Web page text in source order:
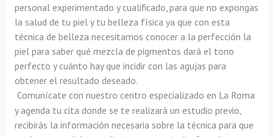
personal experimentado y cualificado, para que no expongas
la salud de tu piel y tu belleza física ya que con esta
técnica de belleza necesitamos conocer a la perfección la
piel para saber qué mezcla de pigmentos dará el tono
perfecto y cuánto hay que incidir con las agujas para
obtener el resultado deseado.
Comunícate con nuestro centro especializado en La Roma
y agenda tu cita donde se te realizará un estudio previo,
recibirás la información necesaria sobre la técnica para que